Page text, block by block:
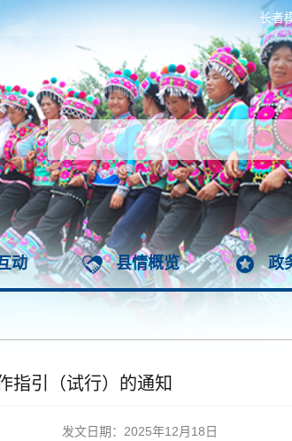
长者
动 县情概览 政
指引（试行）的通知
发文日期：2025年12月18日